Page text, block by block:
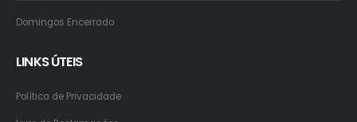
Domingos Encerrado
LINKS ÚTEIS
Política de Privacidade